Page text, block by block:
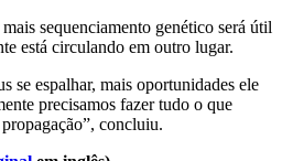
sequenciamento genético será útil
está circulando em outro lugar.
se espalhar, mais oportunidades ele
precisamos fazer tudo o que
concluiu.